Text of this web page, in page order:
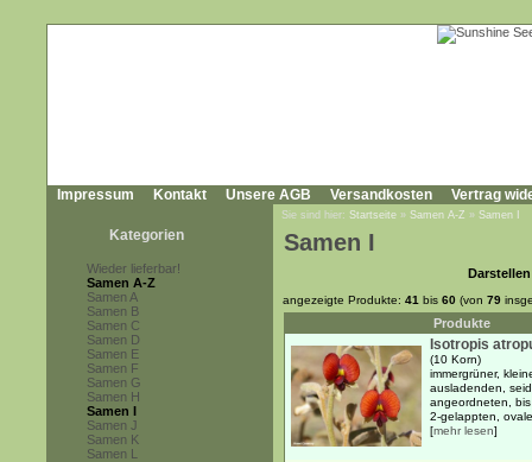
Impressum Kontakt Unsere AGB Versandkosten Vertrag
Kategorien
Wieder lieferbar!
Samen A-Z
Samen A
Samen B
Samen C
Samen D
Samen E
Samen F
Samen G
Samen H
Samen I
Samen J
Samen K
Samen L
Sie sind hier: Startseite » Samen A-Z » Samen I
Samen I
angezeigte Produkte: 41 bis 60 (von 79
Produkte
Isotropis
(10 Korn)
immergrüner,
ausladenden,
angeordneten,
2-gelappten,
[mehr lesen]